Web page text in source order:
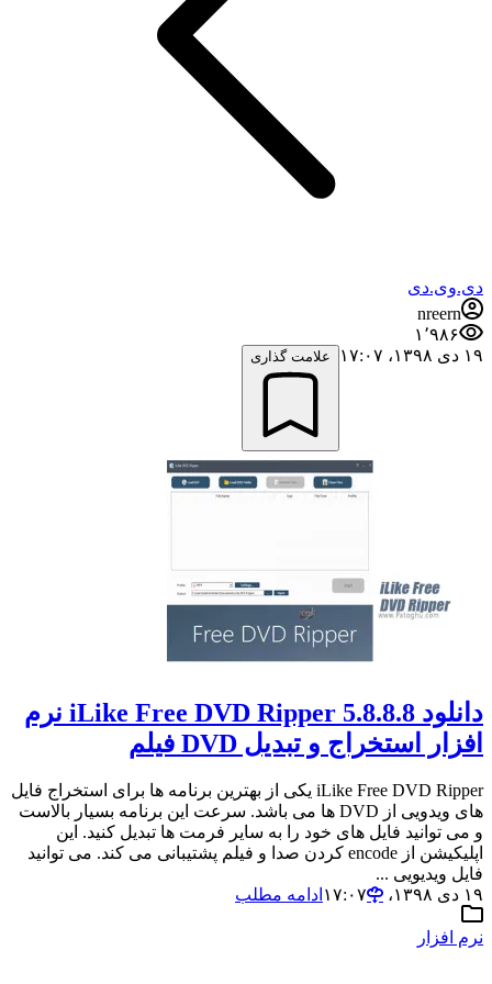
دی.وی.دی
nreern
۱٬۹۸۶
۱۹ دی ۱۳۹۸،‏ ۱۷:۰۷
علامت گذاری
دانلود iLike Free DVD Ripper 5.8.8.8 نرم
افزار استخراج و تبدیل DVD فیلم
iLike Free DVD Ripper یکی از بهترین برنامه ها برای استخراج فایل
های ویدویی از DVD ها می باشد. سرعت این برنامه بسیار بالاست
و می توانید فایل های خود را به سایر فرمت ها تبدیل کنید. این
اپلیکیشن از encode کردن صدا و فیلم پشتیبانی می کند. می توانید
فایل ویدیویی ...
۱۹ دی ۱۳۹۸،‏ ۱۷:۰۷
ادامه مطلب
نرم افزار